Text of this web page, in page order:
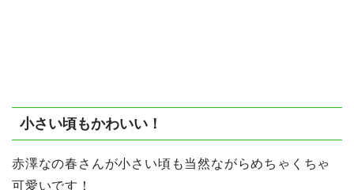
小さい頃もかわいい！
赤澤なの春さんが小さい頃も当然ながらめちゃくちゃ
可愛いです！